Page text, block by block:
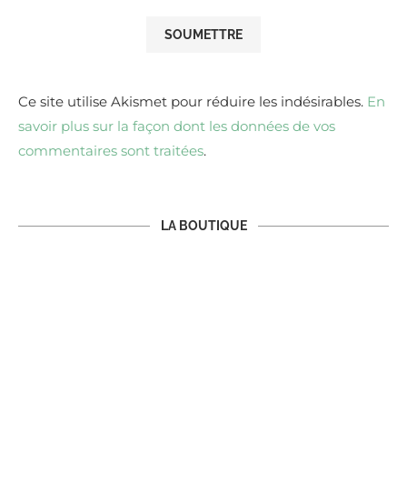
Ce site utilise Akismet pour réduire les indésirables. En
savoir plus sur la façon dont les données de vos
commentaires sont traitées.
LA BOUTIQUE